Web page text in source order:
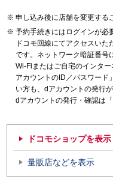
申し込み後に店舗を変更する
予約手続きにはログインが必
ドコモ回線にてアクセスい
です。ネットワーク暗証番号
Wi-Fiまたはご自宅のインタ
アカウントのID／パスワード
い方も、dアカウントの発行が
dアカウントの発行・確認は「
ドコモショップを表示
量販店などを表示